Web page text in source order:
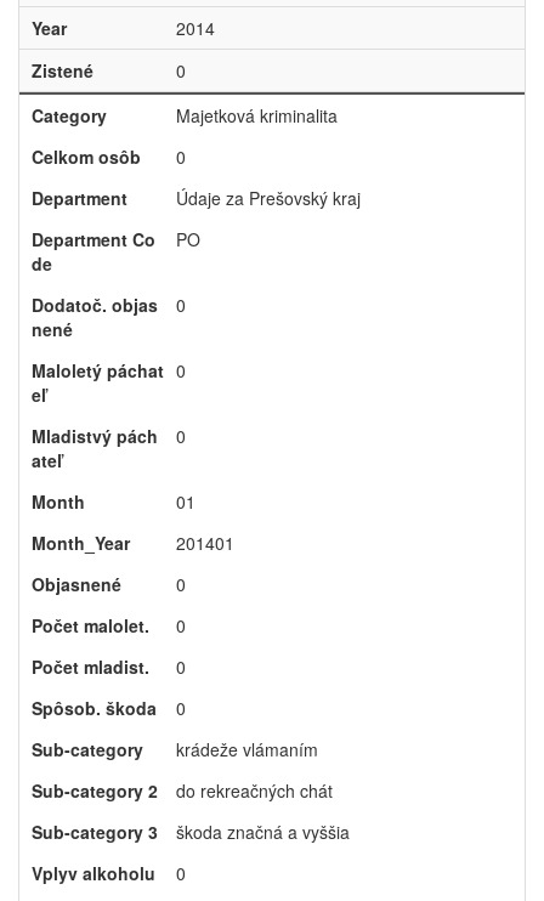
Year
2014
Zistené
0
Category
Majetková kriminalita
Celkom osôb
0
Department
Údaje za Prešovský kraj
Department Co
de
PO
Dodatoč. objas
nené
0
Maloletý páchat
eľ
0
Mladistvý pách
ateľ
0
Month
01
Month_Year
201401
Objasnené
0
Počet malolet.
0
Počet mladist.
0
Spôsob. škoda
0
Sub-category
krádeže vlámaním
Sub-category 2
do rekreačných chát
Sub-category 3
škoda značná a vyššia
Vplyv alkoholu
0